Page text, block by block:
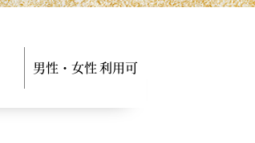
男性・女性 利用可